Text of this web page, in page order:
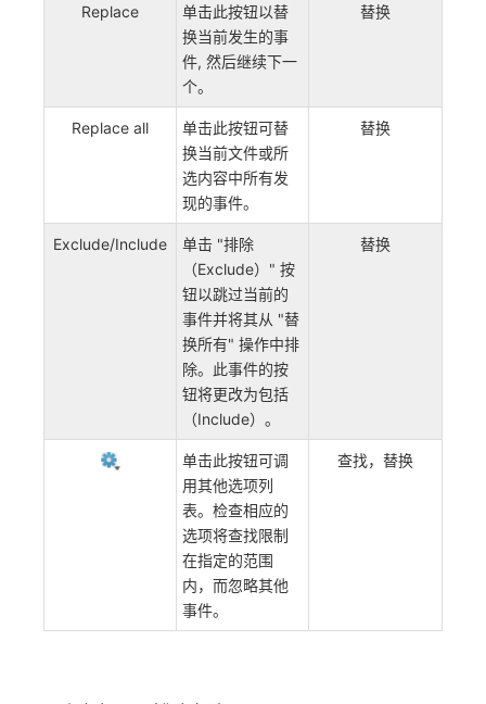
Replace
单击此按钮以替
换当前发生的事
件, 然后继续下一
个。
替换
Replace all
单击此按钮可替
换当前文件或所
选内容中所有发
现的事件。
替换
Exclude/Include
单击 "排除
（Exclude）" 按
钮以跳过当前的
事件并将其从 "替
换所有" 操作中排
除。此事件的按
钮将更改为包括
（Include） 。
替换
单击此按钮可调
用其他选项列
表。检查相应的
选项将查找限制
在指定的范围
内，而忽略其他
事件。
查找，替换